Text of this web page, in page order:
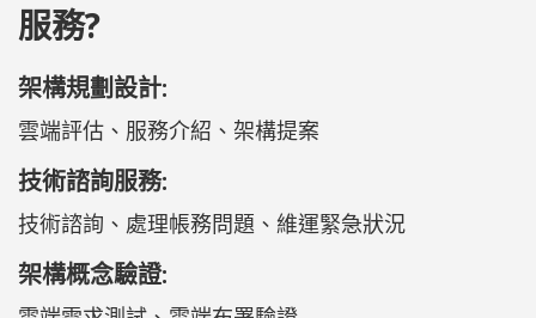
服務?
架構規劃設計:
雲端評估、服務介紹、架構提案
技術諮詢服務:
技術諮詢、處理帳務問題、維運緊急狀況
架構概念驗證: